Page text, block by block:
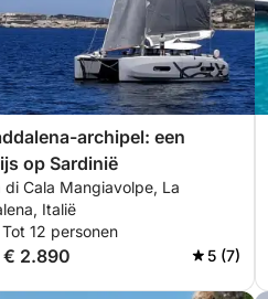
archipel: een
op Sardinië
di Cala Mangiavolpe, La
Italië
12 personen
2.890 5 (7)